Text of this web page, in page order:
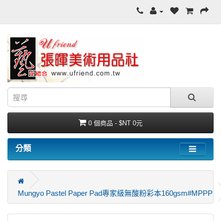
0 個商品 - $NT 0元
分類
Mungyo Pastel Paper Pad專家級無酸粉彩本160gsm#MPPP